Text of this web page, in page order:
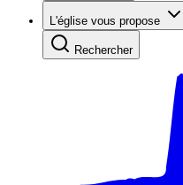
L'église vous propose
Rechercher